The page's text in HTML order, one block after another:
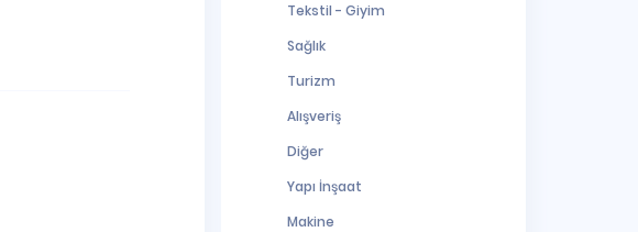
Tekstil - Giyim
Sağlık
Turizm
Alışveriş
Diğer
Yapı İnşaat
Makine